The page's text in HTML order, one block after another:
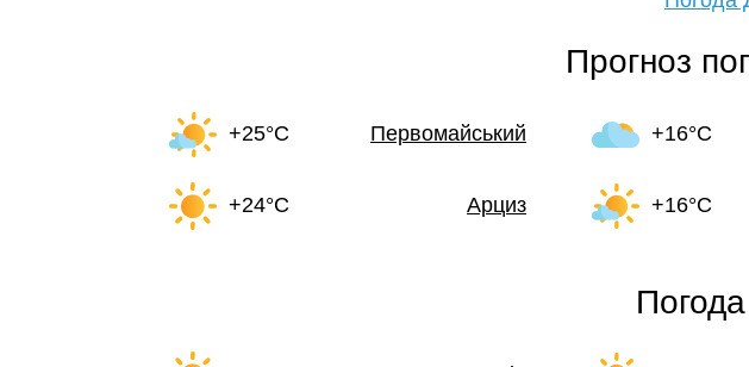
Прогноз
+25°C Первомайський +16°C
+24°C Арциз +16°C
Погода